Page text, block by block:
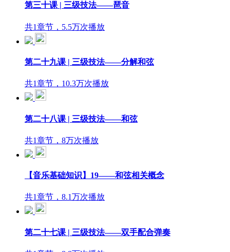
第三十课 | 三级技法——琶音
共1章节，5.5万次播放
第二十九课 | 三级技法——分解和弦
共1章节，10.3万次播放
第二十八课 | 三级技法——和弦
共1章节，8万次播放
【音乐基础知识】19——和弦相关概念
共1章节，8.1万次播放
第二十七课 | 三级技法——双手配合弹奏